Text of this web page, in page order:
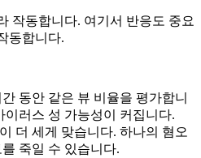
작동합니다. 여기서 반응도 중요
동합니다.
동안 같은 뷰 비율을 평가합니
이러스 성 가능성이 커집니다.
더 세게 맞습니다. 하나의 혐오
죽일 수 있습니다.